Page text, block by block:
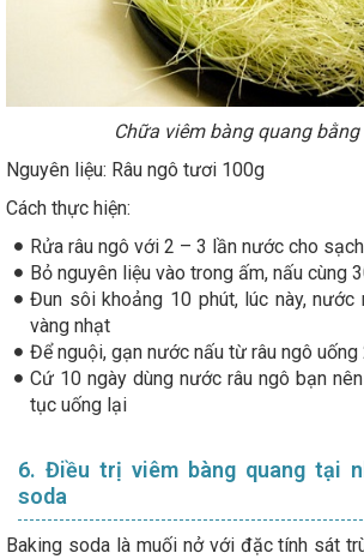
Chữa viêm bàng quang bằng
Nguyên liệu: Râu ngô tươi 100g
Cách thực hiện:
Rửa râu ngô với 2 – 3 lần nước cho sạch
Bỏ nguyên liệu vào trong ấm, nấu cùng
Đun sôi khoảng 10 phút, lúc này, nước
vàng nhạt
Để nguội, gạn nước nấu từ râu ngô
Cứ 10 ngày dùng nước râu ngô bạn
tục uống lại
6. Điều trị viêm bàng quang tại
soda
Baking soda là muối nở với đặc tính sát